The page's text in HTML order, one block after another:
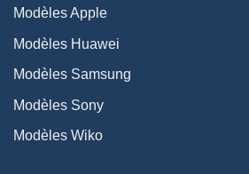
Modèles Apple
Modèles Huawei
Modèles Samsung
Modèles Sony
Modèles Wiko